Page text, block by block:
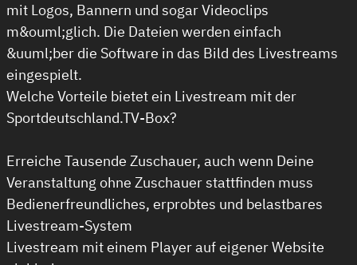
mit Logos, Bannern und sogar Videoclips
m&ouml;glich. Die Dateien werden einfach
&uuml;ber die Software in das Bild des Livestreams
eingespielt.
Welche Vorteile bietet ein Livestream mit der
Sportdeutschland.TV-Box?
Erreiche Tausende Zuschauer, auch wenn Deine
Veranstaltung ohne Zuschauer stattfinden muss
Bedienerfreundliches, erprobtes und belastbares
Livestream-System
Livestream mit einem Player auf eigener Website